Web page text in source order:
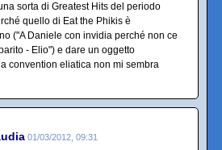
sorta di Greatest Hits del periodo
quello di Eat the Phikis è
("A Daniele con invidia perché non ce
- Elio") e dare un oggetto
convention eliatica non mi sembra
01/03/2012, 09:31